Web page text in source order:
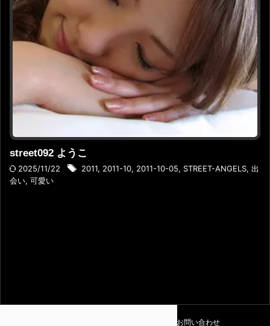
street092 ようこ
2025/11/22 2011, 2011-10, 2011-10-05, STREET-ANGELS, 出
会い, 可愛い
お問い合わせ